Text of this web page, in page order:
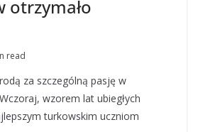
otrzymało
read
za szczególną pasję w
wzorem lat ubiegłych
turkowskim uczniom